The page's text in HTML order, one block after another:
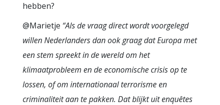
hebben?
@Marietje “Als de vraag direct wordt voorgelegd
willen Nederlanders dan ook graag dat Europa met
een stem spreekt in de wereld om het
klimaatprobleem en de economische crisis op te
lossen, of om internationaal terrorisme en
criminaliteit aan te pakken. Dat blijkt uit enquêtes